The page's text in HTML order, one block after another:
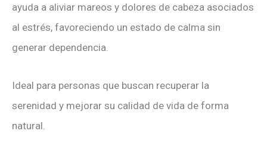
ayuda a aliviar mareos y dolores de cabeza asociados
al estrés, favoreciendo un estado de calma sin
generar dependencia.
Ideal para personas que buscan recuperar la
serenidad y mejorar su calidad de vida de forma
natural.